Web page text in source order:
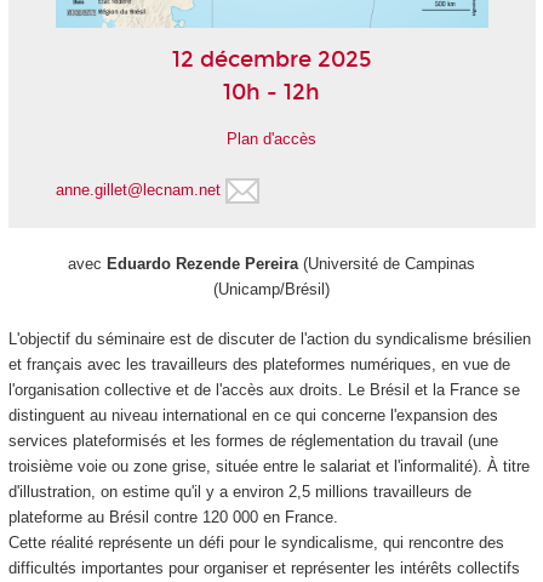
12 décembre 2025
10h - 12h
Plan d'accès
anne.gillet@lecnam.net
avec Eduardo Rezende Pereira (Université de Campinas
(Unicamp/Brésil)
L'objectif du séminaire est de discuter de l'action du syndicalisme brésilien
et français avec les travailleurs des plateformes numériques, en vue de
l'organisation collective et de l'accès aux droits. Le Brésil et la France se
distinguent au niveau international en ce qui concerne l'expansion des
services plateformisés et les formes de réglementation du travail (une
troisième voie ou zone grise, située entre le salariat et l'informalité). À titre
d'illustration, on estime qu'il y a environ 2,5 millions travailleurs de
plateforme au Brésil contre 120 000 en France.
Cette réalité représente un défi pour le syndicalisme, qui rencontre des
difficultés importantes pour organiser et représenter les intérêts collectifs